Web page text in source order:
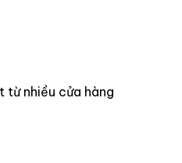
từ nhiều cửa hàng